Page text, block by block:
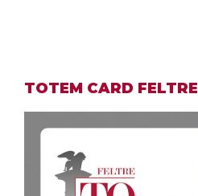
TOTEM CARD FELTRE